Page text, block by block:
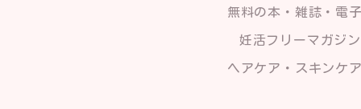
無料の本・雑誌・電
妊活フリーマガジ
ヘアケア・スキンケ